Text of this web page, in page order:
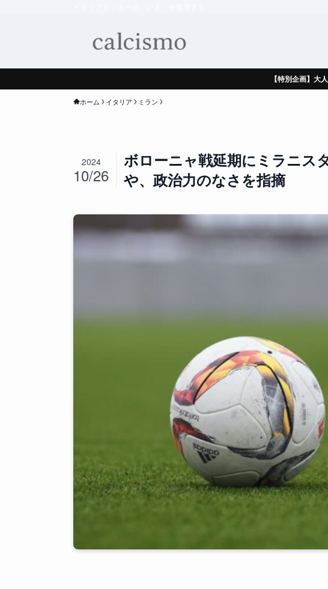
【特別企画】大
ホーム イタリア ミラン
ボローニャ戦延期にミラニス
や、政治力のなさを指摘
2024
10/26